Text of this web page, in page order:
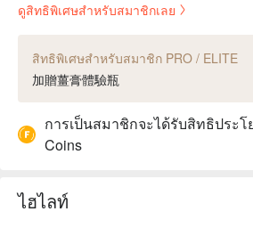
ดูสิทธิพิเศษสำหรับสมาชิกเลย
สิทธิพิเศษสำหรับสมาชิก PRO / ELITE
加贈薑膏體驗瓶
การเป็นสมาชิกจะได้รับสิทธิประโ
Coins
ไฮไลท์